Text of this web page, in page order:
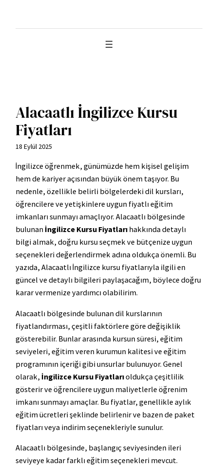
Alacaatlı İngilizce Kursu
Fiyatları
18 Eylül 2025
İngilizce öğrenmek, günümüzde hem kişisel gelişim
hem de kariyer açısından büyük önem taşıyor. Bu
nedenle, özellikle belirli bölgelerdeki dil kursları,
öğrencilere ve yetişkinlere uygun fiyatlı eğitim
imkanları sunmayı amaçlıyor. Alacaatlı bölgesinde
bulunan İngilizce Kursu Fiyatları hakkında detaylı
bilgi almak, doğru kursu seçmek ve bütçenize uygun
seçenekleri değerlendirmek adına oldukça önemli. Bu
yazıda, Alacaatlı İngilizce kursu fiyatlarıyla ilgili en
güncel ve detaylı bilgileri paylaşacağım, böylece doğru
karar vermenize yardımcı olabilirim.
Alacaatlı bölgesinde bulunan dil kurslarının
fiyatlandırması, çeşitli faktörlere göre değişiklik
gösterebilir. Bunlar arasında kursun süresi, eğitim
seviyeleri, eğitim veren kurumun kalitesi ve eğitim
programının içeriği gibi unsurlar bulunuyor. Genel
olarak, İngilizce Kursu Fiyatlarıoldukça çeşitlilik
gösterir ve öğrencilere uygun maliyetlerle öğrenim
imkanı sunmayı amaçlar. Bu fiyatlar, genellikle aylık
eğitim ücretleri şeklinde belirlenir ve bazen de paket
fiyatları veya indirim seçenekleriyle sunulur.
Alacaatlı bölgesinde, başlangıç seviyesinden ileri
seviyeye kadar farklı eğitim seçenekleri mevcut.